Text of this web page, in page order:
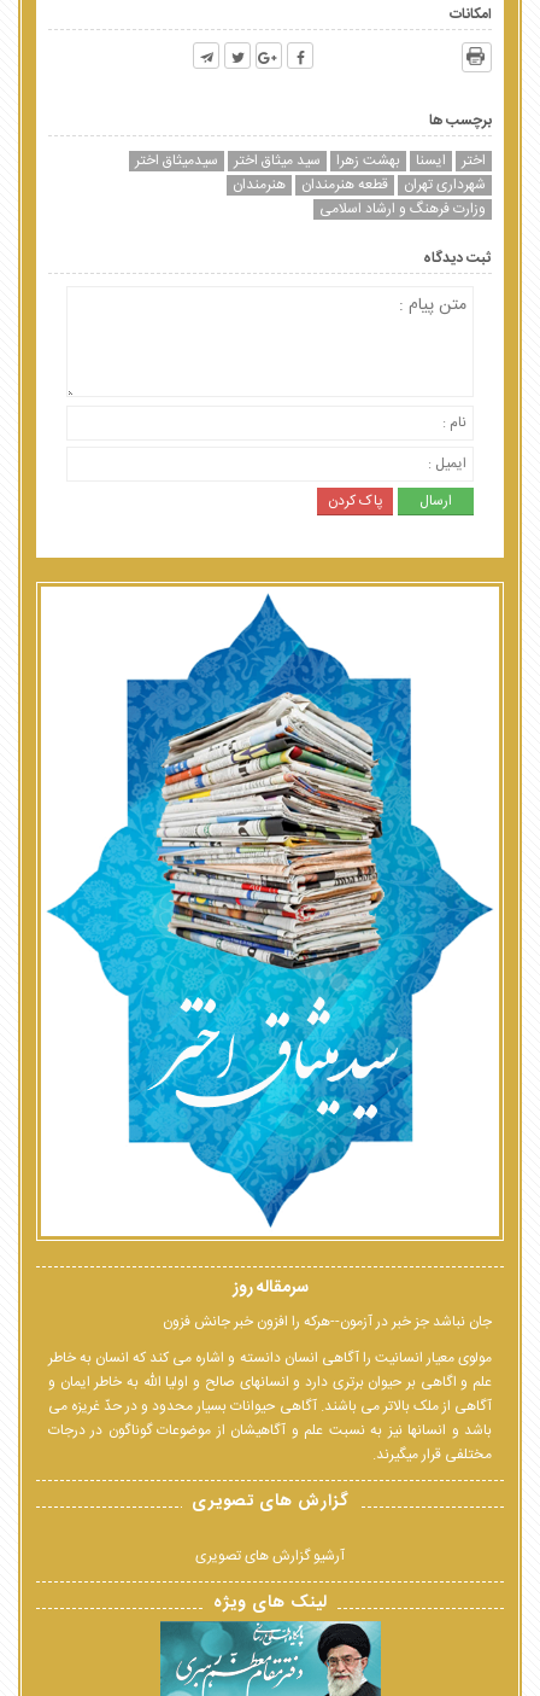
امکانات
برچسب ها
اختر
ایسنا بهشت زهرا سید میثاق اختر
سیدمیثاق اختر
شهرداری تهران
قطعه هنرمندان
هنرمندان
وزارت فرهنگ و ارشاد اسلامی
ثبت دیدگاه
سرمقاله روز
جان نباشد جز خبر در آزمون--هرکه را افزون خبر جانش فزون
مولوی معیار انسانیت را آگاهی انسان دانسته و اشاره می کند که انسان به خاطر
علم و اگاهی بر حیوان برتری دارد و انسانهای صالح و اولیا الله به خاطر ایمان و
آگاهی از ملک بالاتر می باشند. آگاهی حیوانات بسیار محدود و در حدّ غریزه می
باشد و انسانها نیز به نسبت علم و آگاهیشان از موضوعات گوناگون در درجات
مختلفی قرار میگیرند.
گزارش های تصویری
آرشیو گزارش های تصویری
لینک های ویژه